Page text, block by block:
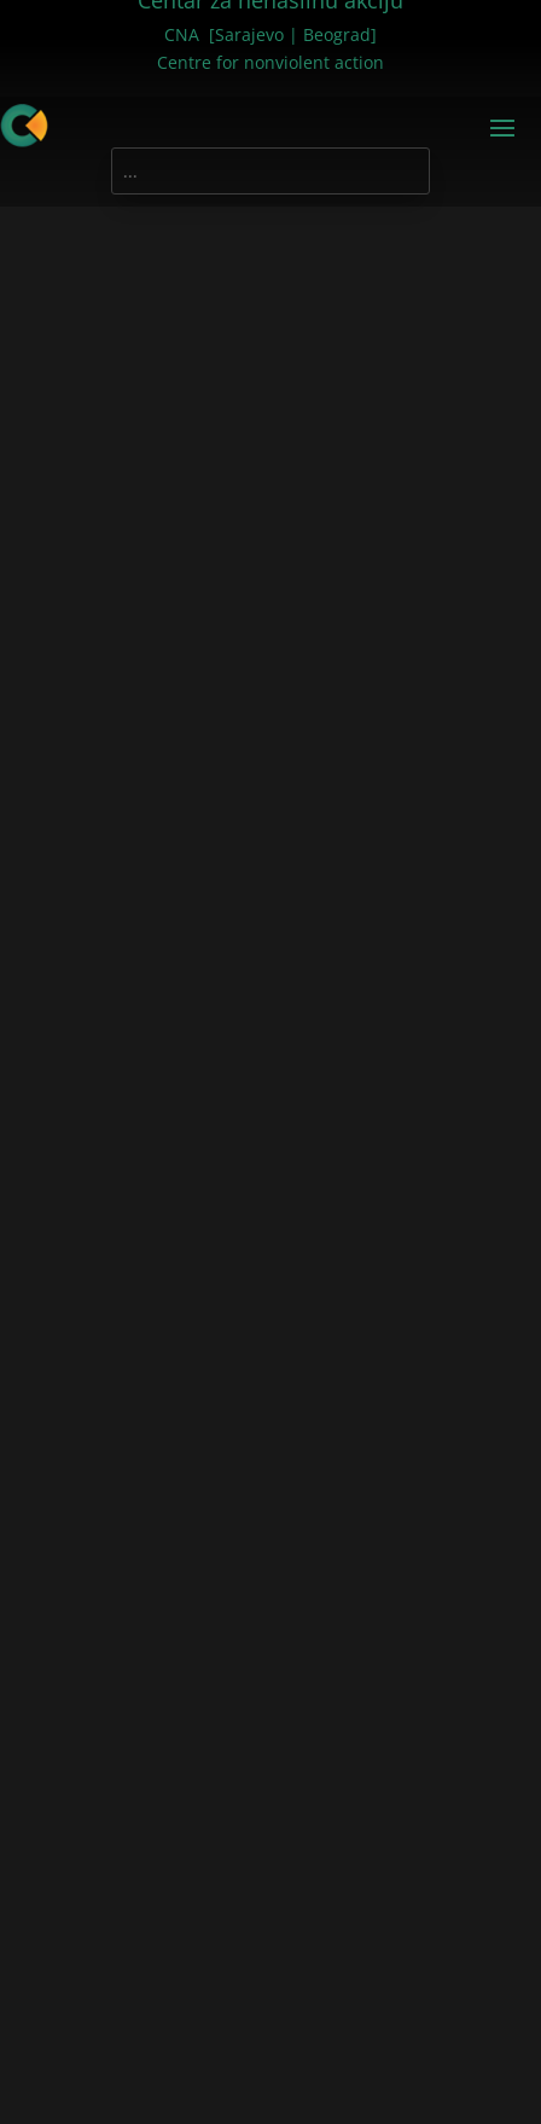
CNA [Sarajevo | Beograd]
Centre for nonviolent action